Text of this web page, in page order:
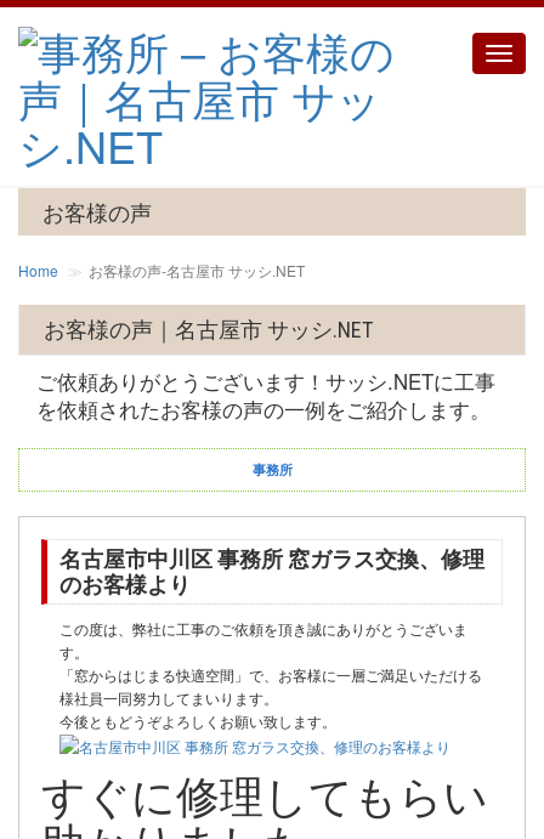
Toggle
お客様の声
Home お客様の声‐名古屋市 サッシ.NET
お客様の声｜名古屋市 サッシ.NET
ご依頼ありがとうございます！サッシ.NETに工事
を依頼されたお客様の声の一例をご紹介します。
事務所
名古屋市中川区 事務所 窓ガラス交換、修理
のお客様より
この度は、弊社に工事のご依頼を頂き誠にありがとうございま
す。
「窓からはじまる快適空間」で、お客様に一層ご満足いただける
様社員一同努力してまいります。
今後ともどうぞよろしくお願い致します。
すぐに修理してもらい